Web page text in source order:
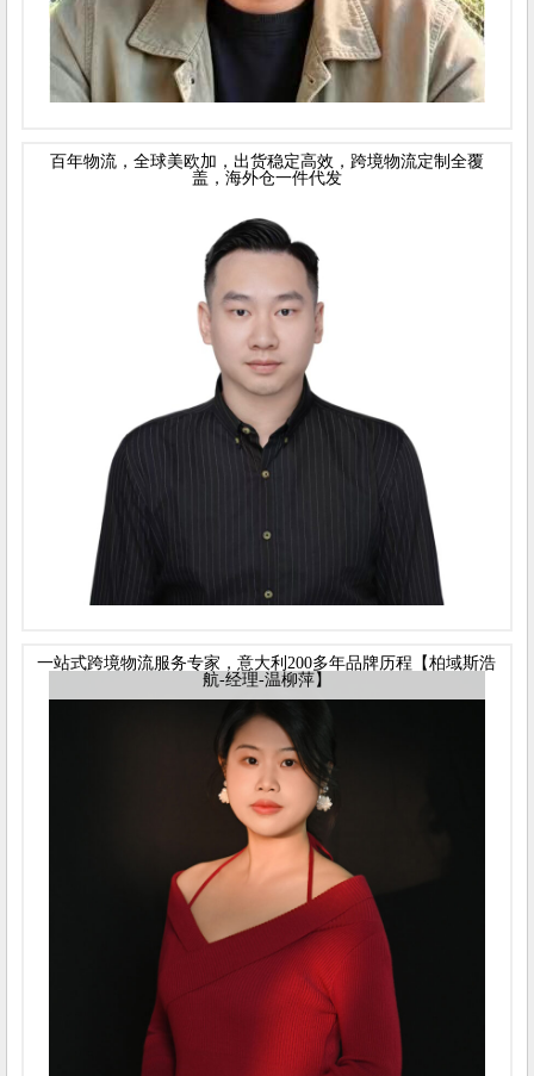
百年物流，全球美欧加，出货稳定高效，跨境物流定制全覆
盖，海外仓一件代发
一站式跨境物流服务专家，意大利200多年品牌历程【柏域斯浩
航-经理-温柳萍】